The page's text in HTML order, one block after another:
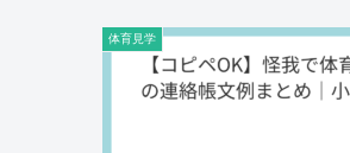
体育見学